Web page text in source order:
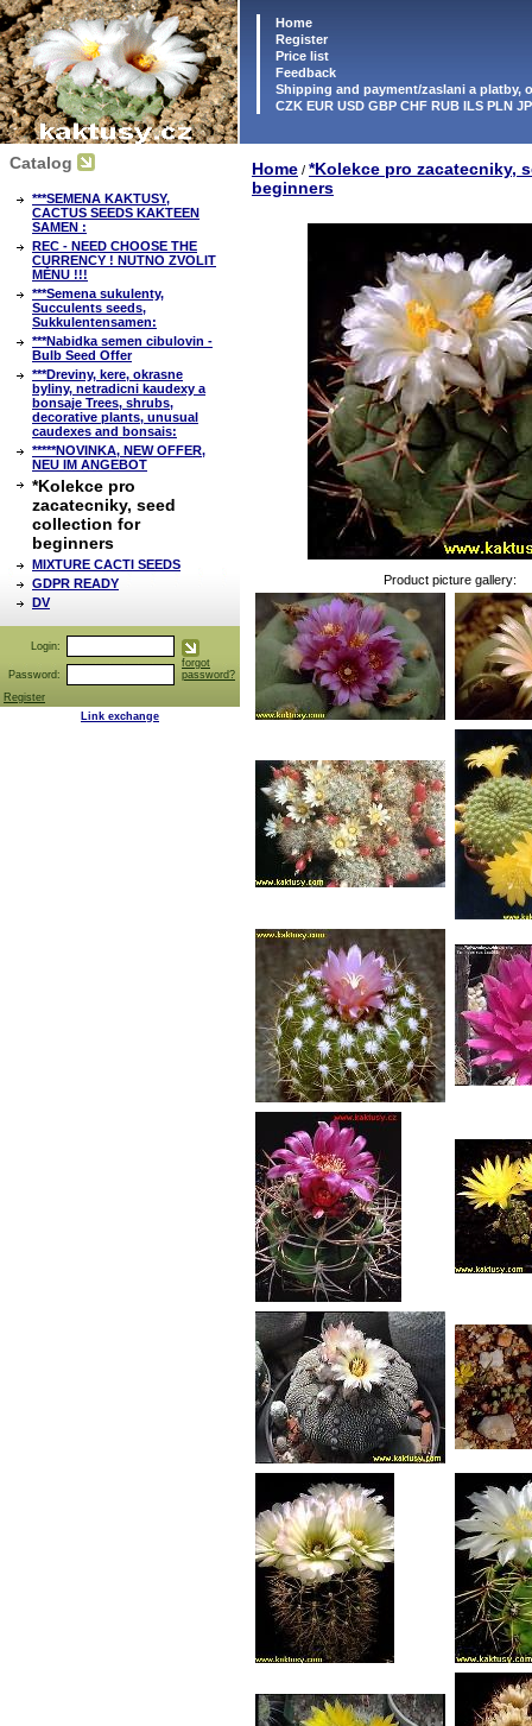
Home
Register
Price list
Feedback
Shipping and payment/zaslani a platby,
CZK EUR USD GBP CHF RUB ILS PLN
Catalog
***SEMENA KAKTUSY,
CACTUS SEEDS KAKTEEN
SAMEN :
REC - NEED CHOOSE THE
CURRENCY ! NUTNO ZVOLIT
MĚNU !!!
***Semena sukulenty,
Succulents seeds,
Sukkulentensamen:
***Nabidka semen cibulovin -
Bulb Seed Offer
***Dreviny, kere, okrasne
byliny, netradicni kaudexy a
bonsaje Trees, shrubs,
decorative plants, unusual
caudexes and bonsais:
*****NOVINKA, NEW OFFER,
NEU IM ANGEBOT
*Kolekce pro
zacatecniky, seed
collection for
beginners
MIXTURE CACTI SEEDS
GDPR READY
DV
Login:
Password:
forgot
password?
Register
Link exchange
Home / *Kolekce pro zacatecniky,
beginners
Product picture gallery: